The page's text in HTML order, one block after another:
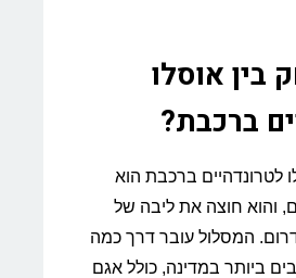
בין אוסלו
ברכבת?
לטרונדהיים ברכבת הוא
והוא חוצה את ליבה של
לדרום. המסלול עובר דרך כמה
ביותר במדינה, כולל אגם